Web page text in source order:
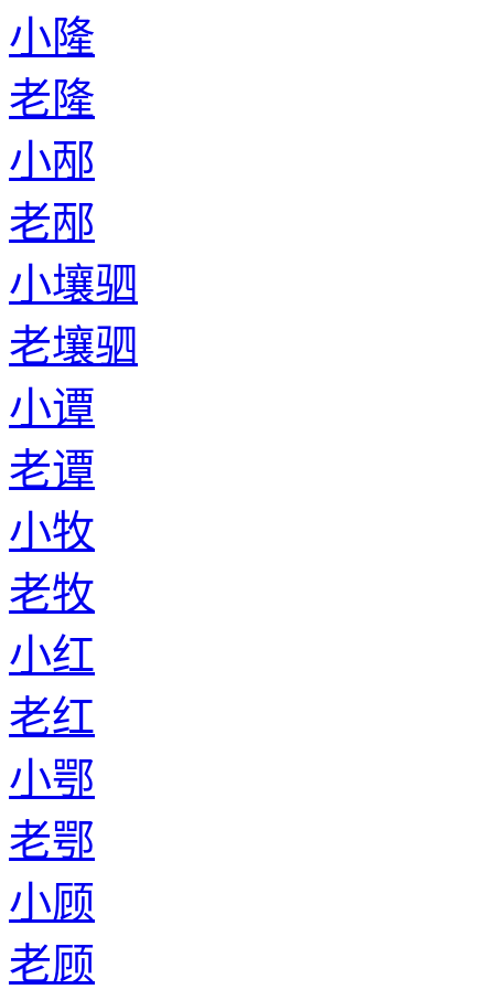
小隆
老隆
小邴
老邴
小壤驷
老壤驷
小谭
老谭
小牧
老牧
小红
老红
小鄂
老鄂
小顾
老顾